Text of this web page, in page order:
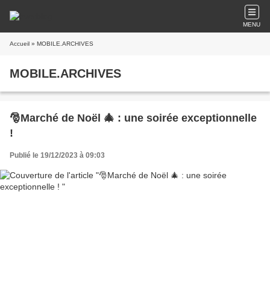
MENU
Accueil » MOBILE.ARCHIVES
MOBILE.ARCHIVES
🎅Marché de Noël 🎄 : une soirée exceptionnelle
!
Publié le 19/12/2023 à 09:03